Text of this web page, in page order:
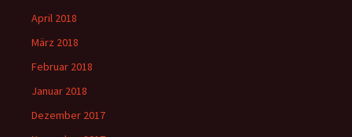
April 2018
März 2018
Februar 2018
Januar 2018
Dezember 2017